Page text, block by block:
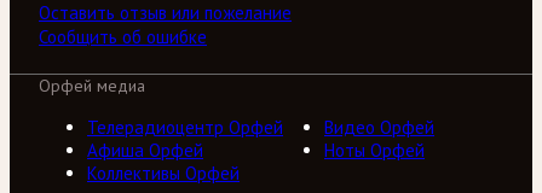
Оставить отзыв или пожелание
Сообщить об ошибке
Орфей медиа
Телерадиоцентр Орфей
Видео Орфей
Афиша Орфей
Ноты Орфей
Коллективы Орфей